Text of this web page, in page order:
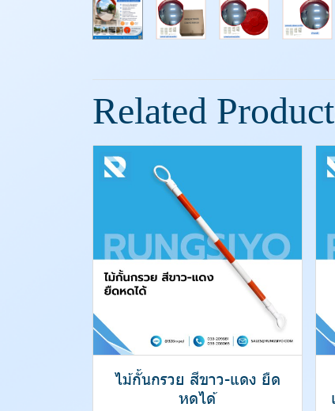
Related
ไม้กั้นกรวย สีขาว-แดง ยืด
หดได้